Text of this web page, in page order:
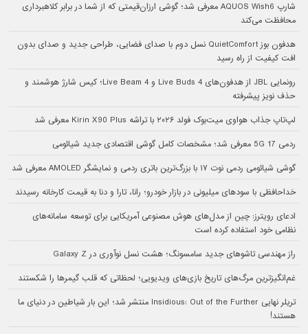
شارپ AQUOS Wish6 معرفی شد؛ گوشی ارزان‌قیمتی که از شما در برابر کلاهبرداری
محافظت می‌کند
هدفون بوز QuietComfort نسل دوم با صدای فضایی، طراحی جدید و صدای بدون
افت کیفیت از راه رسید
رونمایی JBL از هدفون‌های Live Buds 4 و Live Beam 4؛ کیس شارژ هوشمند و
حذف نویز پیشرفته
لپ‌تاپ جذاب هواوی میت‌بوک فولد ۲۰۲۶ با تراشه Kirin X90 Plus معرفی شد
ردمی 17 5G معرفی شد؛ مشخصات کامل گوشی اقتصادی جدید شیائومی
گوشی شیائومی ردمی نوت ۱۷ با بزرگ‌ترین باتری ردمی و نمایشگر AMOLED معرفی شد
خداحافظی با سودهای میلیونی در بازار خودرو؛ رانا، تارا و دنا به قیمت کارخانه رسیدند
ادعای رویترز: چین از مدل‌های هوش مصنوعی آمریکایی برای توسعه سامانه‌های
نظامی خود استفاده کرده است
راز مهندسی تاشوهای جدید سامسونگ؛ هشت نسل نوآوری در Galaxy Z
غم‌انگیزترین مرگ‌های تاریخ بازی‌های ویدیویی؛ لحظاتی که قلب گیمرها را شکستند
تریلر نهایی Insidious: Out of the Further منتشر شد؛ این بار شیاطین در دنیای ما
هستند!